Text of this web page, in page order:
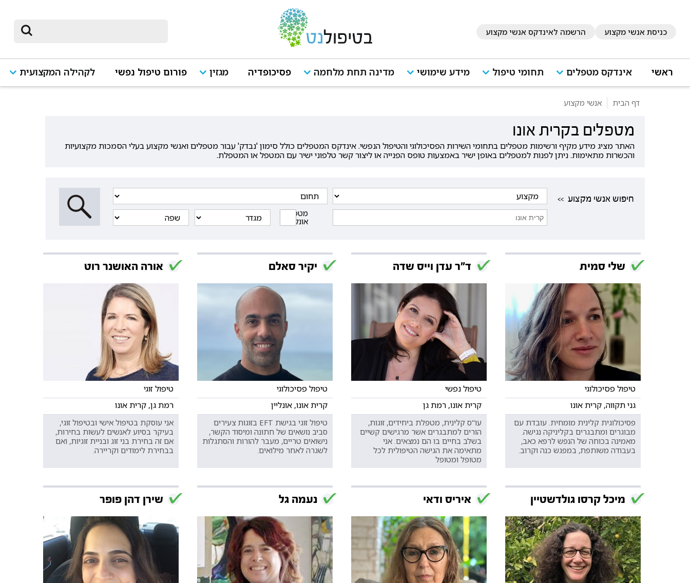
כניסת אנשי מקצוע הרשמה לאינדקס אנשי מקצוע
ראשי אינדקס מטפלים תחומי טיפול מידע שימושי מדינה תחת מלחמה פסיכופדיה מגזין פורום טיפול נפשי לקהילה המקצועית
דף הבית אנשי מקצוע
מטפלים בקרית אונו
האתר מציג מידע מקיף ורשימות מטפלים בתחומי השירות הפסיכולוגי והטיפול הנפשי. אינדקס המטפלים כולל סימון 'נבדק' עבור מטפלים ואנשי מקצוע בעלי הסמכות מקצועיות
והכשרות מתאימות. ניתן לפנות למטפלים באופן ישיר באמצעות טופס הפנייה או ליצור קשר טלפוני ישיר עם המטפל או המטפלת.
<< חיפוש אנשי מקצוע
מטפלים
אונליין
שלי סמית
טיפול פסיכולוגי
גני תקווה, קרית אונו
פסיכולוגית קלינית מומחית. עובדת עם
מבוגרים ומתבגרים בקליניקה נגישה.
מאמינה בכוחה של הנפש לרפא כאב,
בעבודה משותפת, במפגש כנה וקרוב.
ד"ר עדן וייס שדה
טיפול נפשי
קרית אונו, רמת גן
עו"ס קלינית, מטפלת ביחידים, זוגות,
הורים למתבגרים אשר מרגישים קשיים
בשלב בחיים בו הם נמצאים. אני
מתאימה את הגישה הטיפולית לכל
מטופל ומטופל
יקיר סאלם
טיפול פסיכולוגי
קרית אונו, אונליין
טיפול זוגי בגישת EFT בזוגות צעירים
סביב נושאים של חתונה ומיסוד הקשר,
נישואים טריים, מעבר להורות והסתגלות
לשגרה לאחר מילואים.
אורה האושנר רוט
טיפול זוגי
רמת גן, קרית אונו
אני עוסקת בטיפול אישי ובטיפול זוגי,
בעיקר בסיוע לאנשים לעשות בחירות,
אם זה בחירת בני זוג ובניית זוגיות, ואם
בבחירת לימודים וקריירה.
מיכל קרסו גולדשטיין איריס ודאי נעמה גל שירן דהן פופר